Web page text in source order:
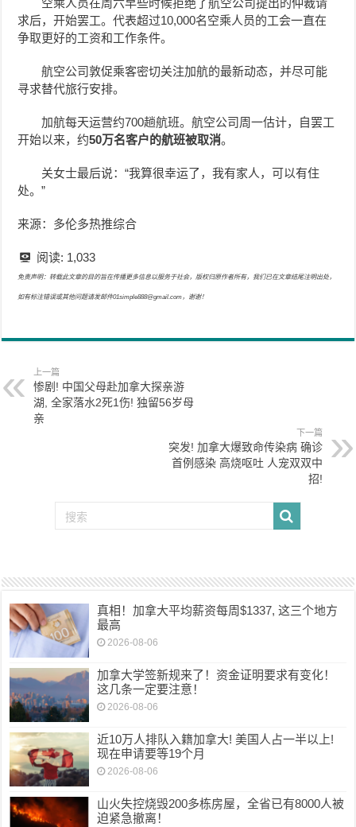
求后，开始罢工。代表超过10,000名空乘人员的工会一直在
争取更好的工资和工作条件。
航空公司敦促乘客密切关注加航的最新动态，并尽可能
寻求替代旅行安排。
加航每天运营约700趟航班。航空公司周一估计，自罢工
开始以来，约50万名客户的航班被取消。
关女士最后说：“我算很幸运了，我有家人，可以有住
处。”
来源：多伦多热推综合
阅读: 1,033
免责声明：转载此文章的目的旨在传播更多信息以服务于社会，版权归原作者所有，我们已在文章结尾注明出处，
如有标注错误或其他问题请发邮件01simple888@gmail.com，谢谢！
上一篇
惨剧! 中国父母赴加拿大探亲游
湖, 全家落水2死1伤! 独留56岁母
亲
下一篇
突发! 加拿大爆致命传染病 确诊
首例感染 高烧呕吐 人宠双双中
招!
真相！加拿大平均薪资每周$1337, 这三个地方
最高
2026-08-06
加拿大学签新规来了！资金证明要求有变化！
这几条一定要注意！
2026-08-06
近10万人排队入籍加拿大! 美国人占一半以上!
现在申请要等19个月
2026-08-06
山火失控烧毁200多栋房屋，全省已有8000人被
迫紧急撤离！